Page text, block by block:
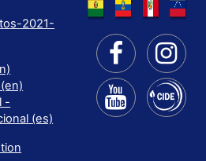
2021-
-
‎(es)‎